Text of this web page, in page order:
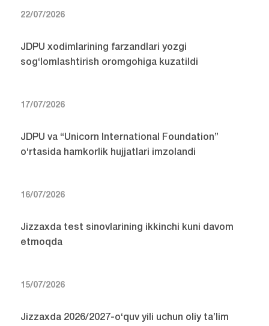
22/07/2026
JDPU xodimlarining farzandlari yozgi
sog‘lomlashtirish oromgohiga kuzatildi
17/07/2026
JDPU va “Unicorn International Foundation”
o‘rtasida hamkorlik hujjatlari imzolandi
16/07/2026
Jizzaxda test sinovlarining ikkinchi kuni davom
etmoqda
15/07/2026
Jizzaxda 2026/2027-o‘quv yili uchun oliy ta’lim